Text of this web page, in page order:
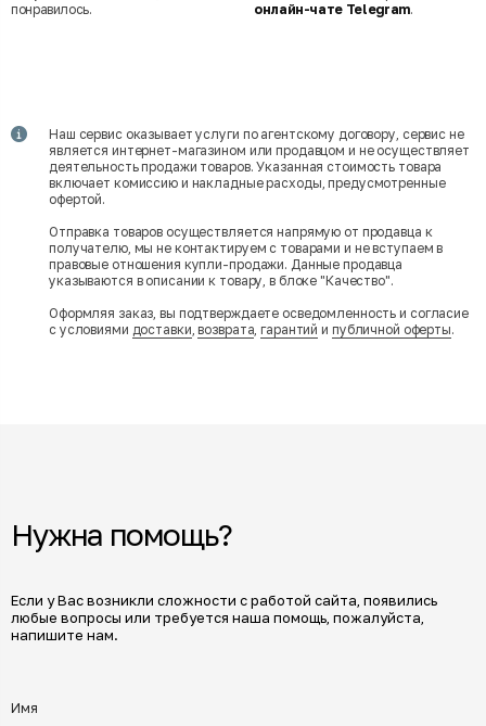
понравилось.
онлайн-чате Telegram.
Наш сервис оказывает услуги по агентскому договору, сервис не
является интернет-магазином или продавцом и не осуществляет
деятельность продажи товаров. Указанная стоимость товара
включает комиссию и накладные расходы, предусмотренные
офертой.
Отправка товаров осуществляется напрямую от продавца к
получателю, мы не контактируем с товарами и не вступаем в
правовые отношения купли-продажи. Данные продавца
указываются в описании к товару, в блоке "Качество".
Оформляя заказ, вы подтверждаете осведомленность и согласие
с условиями доставки,возврата,гарантий и публичной оферты.
Нужна помощь?
Если у Вас возникли сложности с работой сайта, появились
любые вопросы или требуется наша помощь, пожалуйста,
напишите нам.
Имя